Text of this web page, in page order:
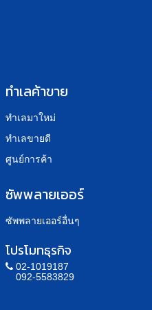
ทำเลค้าขาย
ทำเลมาใหม่
ทำเลขายดี
ศูนย์การค้า
ซัพพลายเออร์
ซัพพลายเออร์อื่นๆ
โปรโมทธุรกิจ
02-1019187
092-5583829